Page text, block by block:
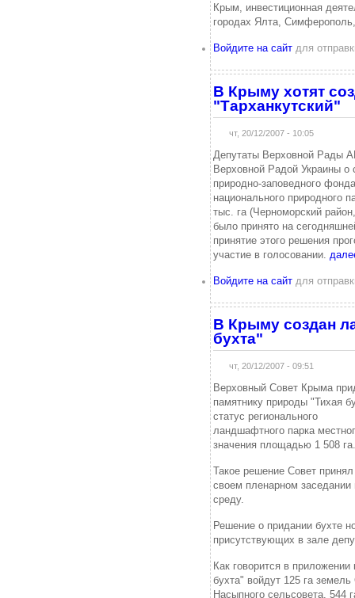
Крым, инвестиционная
городах Ялта,
Войдите на сайтдля
В Крыму хотят
"Тарханкутский"
чт, 20/12/2007 - 10:05
Депутаты Верховной Рады
Верховной Радой Украины о
природно-заповедного
национального природного
тыс. га (Черноморский
было принято на
принятие этого решения
участие в голосовании.
Войдите на сайтдля
В Крыму создан
бухта"
чт, 20/12/2007 - 09:51
Верховный Совет Крыма
памятнику природы "Тихая
статус регионального
ландшафтного парка
значения площадью 1 508 га.
Такое решение Совет принял
своем пленарном заседании
среду.
Решение о придании бухте
присутствующих в зале
Как говорится в
бухта" войдут 125 га
Насыпного сельсовета, 544